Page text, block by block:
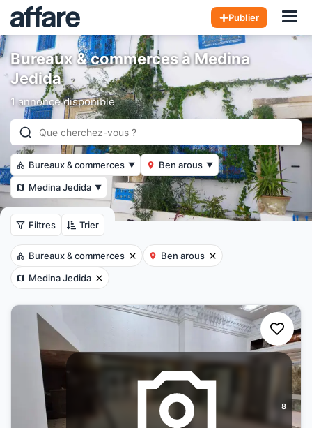
Publier
Bureaux & commerces à Medina
Jedida
1 annonce disponible
Bureaux & commerces ▼ Ben arous ▼
Medina Jedida ▼
Filtres Trier
Bureaux & commerces
Ben arous
Medina Jedida
8